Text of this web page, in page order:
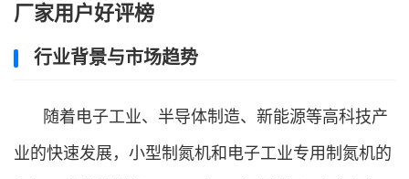
厂家用户好评榜
行业背景与市场趋势
随着电子工业、半导体制造、新能源等高科技产
业的快速发展，小型制氮机和电子工业专用制氮机的